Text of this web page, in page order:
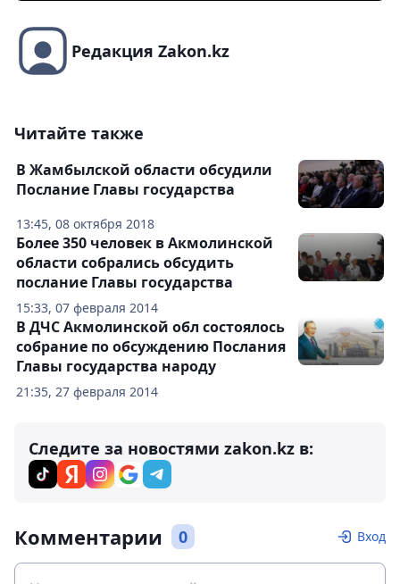
Редакция Zakon.kz
Читайте также
13:45, 08 октября 2018
В Жамбылской области обсудили
Послание Главы государства
15:33, 07 февраля 2014
Более 350 человек в Акмолинской
области собрались обсудить
послание Главы государства
21:35, 27 февраля 2014
В ДЧС Акмолинской обл состоялось
собрание по обсуждению Послания
Главы государства народу
Следите за новостями zakon.kz в:
Комментарии 0 Вход